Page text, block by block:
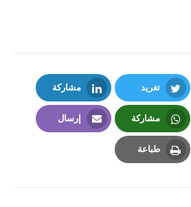
تغريد
Twitter
مشاركة
LinkedIn
مشاركة
Whatsapp
إرسال
طباعة